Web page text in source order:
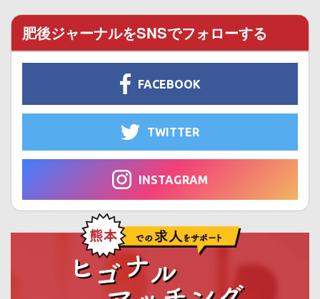
肥後ジャーナルをSNSでフォローする
FACEBOOK
TWITTER
INSTAGRAM